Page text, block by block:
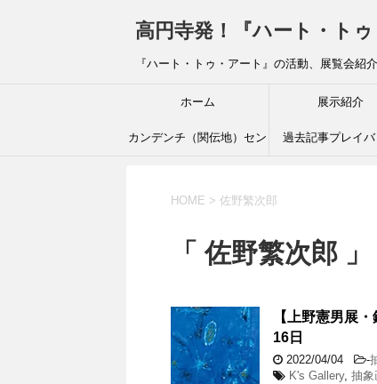
高円寺発！『ハート・ト
『ハート・トゥ・アート』の活動、展覧会
ホーム 展示紹介
カンデンチ（関伝地）セン 過去記事プレイバ
HOME > 佐野繁次郎
「 佐野繁次郎
【上野憲男展
16日
2022/04/04 -
K's Gallery, 抽象